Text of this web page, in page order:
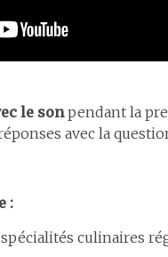
le sonpendant la
avec la
:
culinaires